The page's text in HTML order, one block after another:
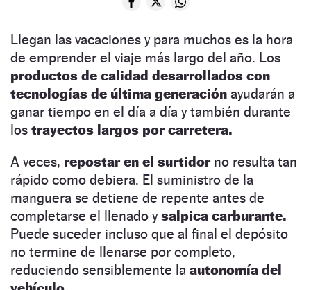
Llegan las vacaciones y para muchos es la hora
de emprender el viaje más largo del año. Los
productos de calidad desarrollados con
tecnologías de última generación ayudarán a
ganar tiempo en el día a día y también durante
los trayectos largos por carretera.
A veces, repostar en el surtidorno resulta tan
rápido como debiera. El suministro de la
manguera se detiene de repente antes de
completarse el llenado ysalpica carburante.
Puede suceder incluso que al final el depósito
no termine de llenarse por completo,
reduciendo sensiblemente la autonomía del